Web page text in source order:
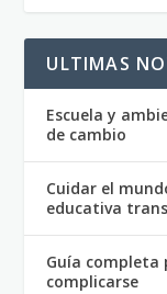
ULTIMAS
Escuela y
de cambio
Cuidar el
educativa
Guía completa
complicarse